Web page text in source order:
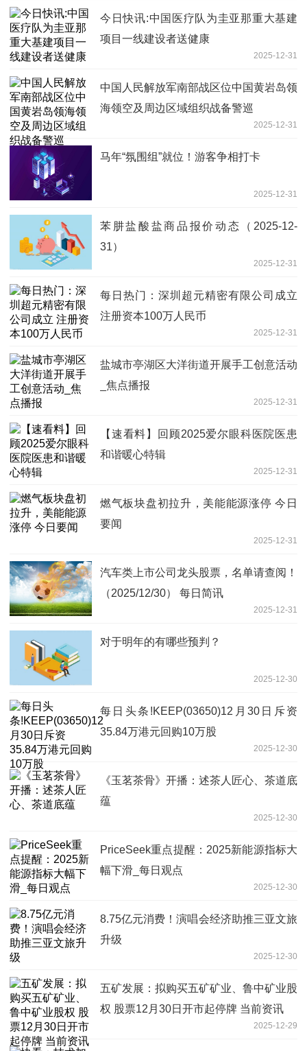
今日快讯:中国医疗队为圭亚那重大基建
项目一线建设者送健康
2025-12-31
中国人民解放军南部战区位中国黄岩岛领
海领空及周边区域组织战备警巡
2025-12-31
马年“氛围组”就位！游客争相打卡
2025-12-31
苯肼盐酸盐商品报价动态（2025-12-
31）
2025-12-31
每日热门：深圳超元精密有限公司成立
注册资本100万人民币
2025-12-31
盐城市亭湖区大洋街道开展手工创意活动
_焦点播报
2025-12-31
【速看料】回顾2025爱尔眼科医院医患
和谐暖心特辑
2025-12-31
燃气板块盘初拉升，美能能源涨停 今日
要闻
2025-12-31
汽车类上市公司龙头股票，名单请查阅！
（2025/12/30） 每日简讯
2025-12-31
对于明年的有哪些预判？
2025-12-30
每日头条!KEEP(03650)12月30日斥资
35.84万港元回购10万股
2025-12-30
《玉茗茶骨》开播：述茶人匠心、茶道底
蕴
2025-12-30
PriceSeek重点提醒：2025新能源指标大
幅下滑_每日观点
2025-12-30
8.75亿元消费！演唱会经济助推三亚文旅
升级
2025-12-30
五矿发展：拟购买五矿矿业、鲁中矿业股
权 股票12月30日开市起停牌 当前资讯
2025-12-29